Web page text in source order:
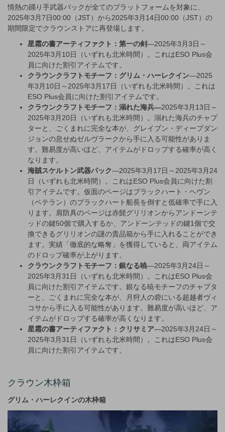
情熱の踊り手武器パックが全てのプラットフォームを対象に、
2025年3月7日00:00（JST）から2025年3月14日00:00（JST）の
期間限定でクラウンストアに再登場します。
星霜の書アーティファクト：第一の剣—2025年3月3日～
2025年3月10日（いずれも北米時間）。これはESO Plus会
員に向けた割引アイテムです。
クラウンクラフトモチーフ：グリム・ハーレクイン—2025
年3月10日～2025年3月17日（いずれも北米時間）。これは
ESO Plus会員に向けた割引アイテムです。
クラウンクラフトモチーフ：溺れた海兵—2025年3月13日～
2025年3月20日（いずれも北米時間）。溺れた海兵のチャプ
ターと、ごくまれに完全な本が、グレイブン・ディープダン
ジョンの息せぬゼルヴラークから手に入る可能性がありま
す。難易度が高いほど、アイテムがドロップする確率が高く
なります。
海賊スケルトン武器パック—2025年3月17日～2025年3月24
日（いずれも北米時間）。これはESO Plus会員に向けた割
引アイテムです。仮面のページはブラックハート・ヘヴン
（ベテラン）のブラックハート船長を倒すと低確率で手に入
ります。肩防具のページは赤髭グリリオンからアンドーンテ
ッドの鍵50個で購入するか、アンドーンテッドの鍵1個で交
換できるグリリオンの謎の貴品箱から手に入れることができ
ます。実績「徹底的な略奪」を獲得していると、両アイテム
のドロップ確率が上がります。
クラウンクラフトモチーフ：銀なる暁—2025年3月24日～
2025年3月31日（いずれも北米時間）。これはESO Plus会
員に向けた割引アイテムです。銀なる暁モチーフのチャプタ
ーと、ごくまれに完全な本が、月狩人の砦にいる超越者ヴィ
コサから手に入る可能性があります。難易度が高いほど、ア
イテムがドロップする確率が高くなります。
星霜の書アーティファクト：クリサミア—2025年3月24日～
2025年3月31日（いずれも北米時間）。これはESO Plus会
員に向けた割引アイテムです。
クラウン木枠箱
グリム・ハーレクインの木枠箱